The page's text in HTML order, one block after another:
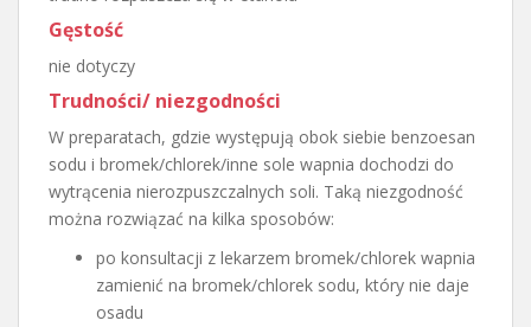
Gęstość
nie dotyczy
Trudności/ niezgodności
W preparatach, gdzie występują obok siebie benzoesan
sodu i bromek/chlorek/inne sole wapnia dochodzi do
wytrącenia nierozpuszczalnych soli. Taką niezgodność
można rozwiązać na kilka sposobów:
po konsultacji z lekarzem bromek/chlorek wapnia
zamienić na bromek/chlorek sodu, który nie daje
osadu